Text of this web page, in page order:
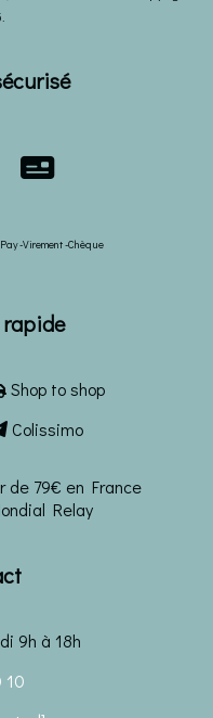
-Virement -Chèque
Shop to shop
Colissimo
de 79€ en France
Relay
9h à 18h
10